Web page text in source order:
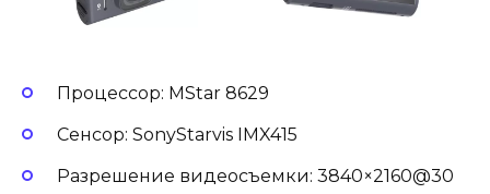
Процессор: MStar 8629
Сенсор: SonyStarvis IMX415
Разрешение видеосъемки: 3840×2160@30